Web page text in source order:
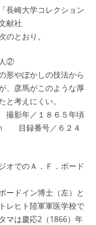
長崎大学コレクション
献社
のとおり。
②
形やぼかしの技法から
、彦馬がこのような厚
考えにくい。
影年／１８６５年頃
目録番号／６２４
のＡ．Ｆ．ボード
ードイン博士（左）と
レヒト陸軍軍医学校で
マは慶応2（1866）年